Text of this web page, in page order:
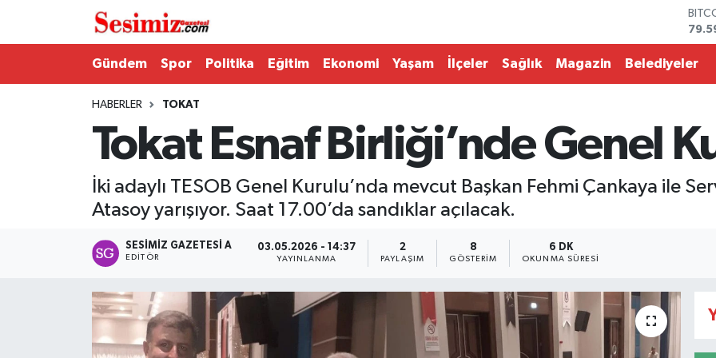
Gündem Spor Politika Eğitim Ekonomi Yaşam İlçeler Sağlık Magazin Belediyeler
HABERLER TOKAT
Tokat Esnaf Birliği’nde Genel
İki adaylı TESOB Genel Kurulu’nda mevcut Başkan Fehmi Çankaya ile
Atasoy yarışıyor. Saat 17.00’da sandıklar açılacak.
SESIMIZ GAZETESI A
EDITÖR
03.05.2026 - 14:37
YAYINLANMA
2
PAYLAŞIM
8
GÖSTERIM
6 DK
OKUNMA SÜRESI
Magazin
Politika
Nöbetçi Eczaneler
Hava Durumu
Namaz Vakitleri
Trafik Durumu
Süper Lig Puan Durumu ve Fikstür
Tüm Manşetler
Son Dakika Haberleri
Haber Arşivi